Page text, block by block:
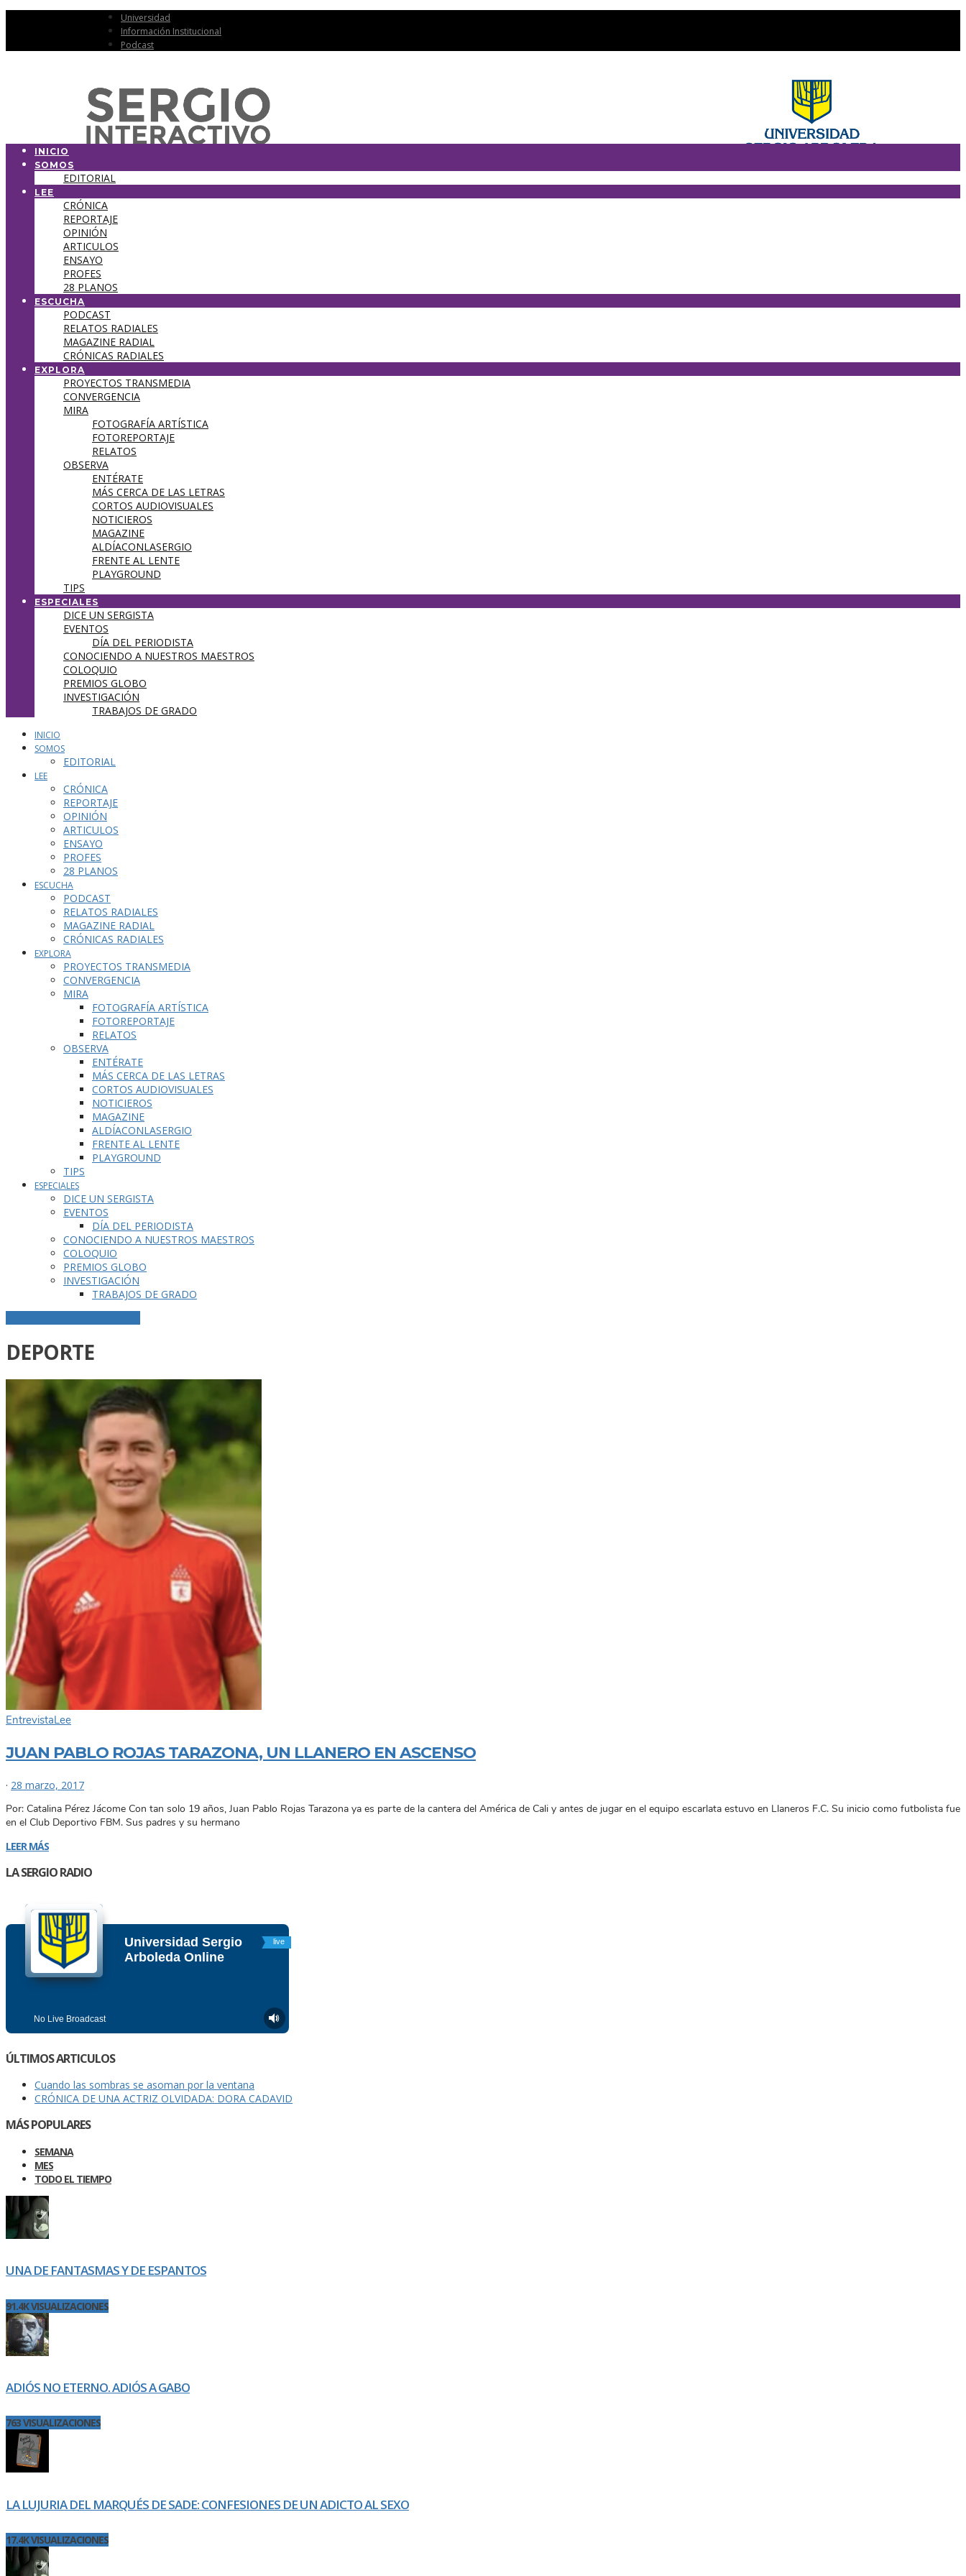
Universidad
Información Institucional
Podcast
INICIO
SOMOS
EDITORIAL
LEE
CRÓNICA
REPORTAJE
OPINIÓN
ARTICULOS
ENSAYO
PROFES
28 PLANOS
ESCUCHA
PODCAST
RELATOS RADIALES
MAGAZINE RADIAL
CRÓNICAS RADIALES
EXPLORA
PROYECTOS TRANSMEDIA
CONVERGENCIA
MIRA
FOTOGRAFÍA ARTÍSTICA
FOTOREPORTAJE
RELATOS
OBSERVA
ENTÉRATE
MÁS CERCA DE LAS LETRAS
CORTOS AUDIOVISUALES
NOTICIEROS
MAGAZINE
ALDÍACONLASERGIO
FRENTE AL LENTE
PLAYGROUND
TIPS
ESPECIALES
DICE UN SERGISTA
EVENTOS
DÍA DEL PERIODISTA
CONOCIENDO A NUESTROS MAESTROS
COLOQUIO
PREMIOS GLOBO
INVESTIGACIÓN
TRABAJOS DE GRADO
INICIO
SOMOS
EDITORIAL
LEE
CRÓNICA
REPORTAJE
OPINIÓN
ARTICULOS
ENSAYO
PROFES
28 PLANOS
ESCUCHA
PODCAST
RELATOS RADIALES
MAGAZINE RADIAL
CRÓNICAS RADIALES
EXPLORA
PROYECTOS TRANSMEDIA
CONVERGENCIA
MIRA
FOTOGRAFÍA ARTÍSTICA
FOTOREPORTAJE
RELATOS
OBSERVA
ENTÉRATE
MÁS CERCA DE LAS LETRAS
CORTOS AUDIOVISUALES
NOTICIEROS
MAGAZINE
ALDÍACONLASERGIO
FRENTE AL LENTE
PLAYGROUND
TIPS
ESPECIALES
DICE UN SERGISTA
EVENTOS
DÍA DEL PERIODISTA
CONOCIENDO A NUESTROS MAESTROS
COLOQUIO
PREMIOS GLOBO
INVESTIGACIÓN
TRABAJOS DE GRADO
DEPORTE
EntrevistaLee
JUAN PABLO ROJAS TARAZONA, UN LLANERO EN ASCENSO
· 28 marzo, 2017
Por: Catalina Pérez Jácome Con tan solo 19 años, Juan Pablo Rojas Tarazona ya es parte de la cantera del América de Cali y antes de jugar en el equipo escarlata estuvo en Llaneros F.C. Su inicio como futbolista fue
en el Club Deportivo FBM. Sus padres y su hermano
LEER MÁS
LA SERGIO RADIO
ÚLTIMOS ARTICULOS
Cuando las sombras se asoman por la ventana
CRÓNICA DE UNA ACTRIZ OLVIDADA: DORA CADAVID
MÁS POPULARES
SEMANA
MES
TODO EL TIEMPO
UNA DE FANTASMAS Y DE ESPANTOS
91.4K VISUALIZACIONES
ADIÓS NO ETERNO. ADIÓS A GABO
763 VISUALIZACIONES
LA LUJURIA DEL MARQUÉS DE SADE: CONFESIONES DE UN ADICTO AL SEXO
17.4K VISUALIZACIONES